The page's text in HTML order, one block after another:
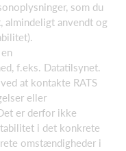
som du
almindeligt anvendt og
f.eks. Datatilsynet.
at kontakte RATS
eller
er derfor ikke
i det konkrete
omstændigheder i